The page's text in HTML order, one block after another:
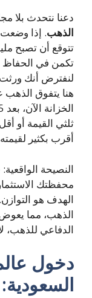
دعنا نتحدث بلا
الذهب
تتوقع أن تصبح
تكمن في الحفاظ
ثلثي القيمة أو
أقرب بكثير
محفظتك
الهدف هو التوازن.
الذهب، مما
الدفاعي للذهب،
دخول